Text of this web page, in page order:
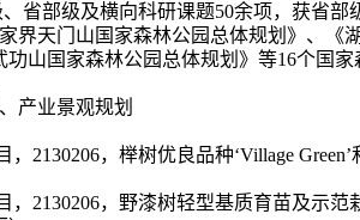
省部级及横向科研课题50余项，获省
界天门山国家森林公园总体规划》、《
山国家森林公园总体规划》等16个国家
产业景观规划
， 2130206，榉树优良品种‘Village Green’
， 2130206，野漆树轻型基质育苗及示范